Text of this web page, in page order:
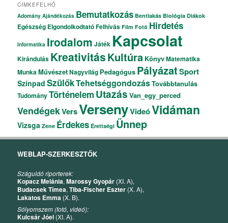
CIMKEFELHŐ
Adomány Ajándékozás Bemutatkozás Bentlakás Biológia Diákok
Egészség ElgondolkodtatóFelhívás Film Fotó Hirdetés
Informatika Irodalom Játék Kapcsolat
Kirándulás KreativitásKultúra KönyvMatematika
MunkaMűvészetNagyvilág Pedagógus PályázatSport
Színpad SzülőkTehetséggondozásTovábbtanulás
TudományTörténelem Utazás Van_egy_perced
VendégekVersVersenyVideóVidáman
Vizsga Zene Érdekes Érettségi Ünnep
WEBLAP-SZERKESZTŐK
Száguldó riporterek:
Kopacz Melánia,Marossy Gyopár (XI. A),
Budacsek Tímea,Tiba-Fischer Eszter (X. A),
Lakatos Emma (X. B).
Sólyomszem (fotó, videó):
Kulcsár Jóel (XI. A).